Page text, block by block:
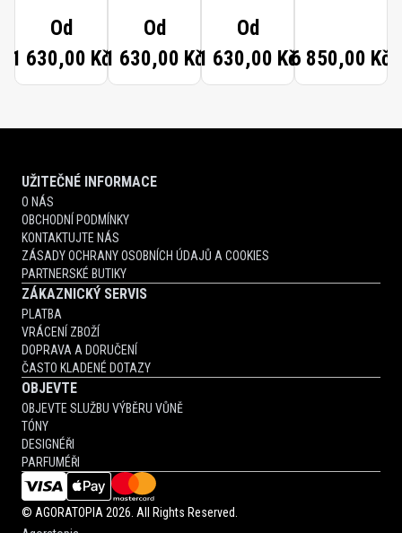
Od
1 630,00 Kč
Od
1 630,00 Kč
Od
1 630,00 Kč6 850,00 Kč
UŽITEČNÉ INFORMACE
O NÁS
OBCHODNÍ PODMÍNKY
KONTAKTUJTE NÁS
ZÁSADY OCHRANY OSOBNÍCH ÚDAJŮ A COOKIES
PARTNERSKÉ BUTIKY
ZÁKAZNICKÝ SERVIS
PLATBA
VRÁCENÍ ZBOŽÍ
DOPRAVA A DORUČENÍ
ČASTO KLADENÉ DOTAZY
OBJEVTE
OBJEVTE SLUŽBU VÝBĚRU VŮNĚ
TÓNY
DESIGNÉŘI
PARFUMÉŘI
© AGORATOPIA 2026. All Rights Reserved.